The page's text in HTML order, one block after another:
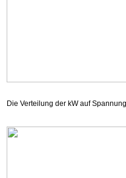
Die Verteilung der kW auf